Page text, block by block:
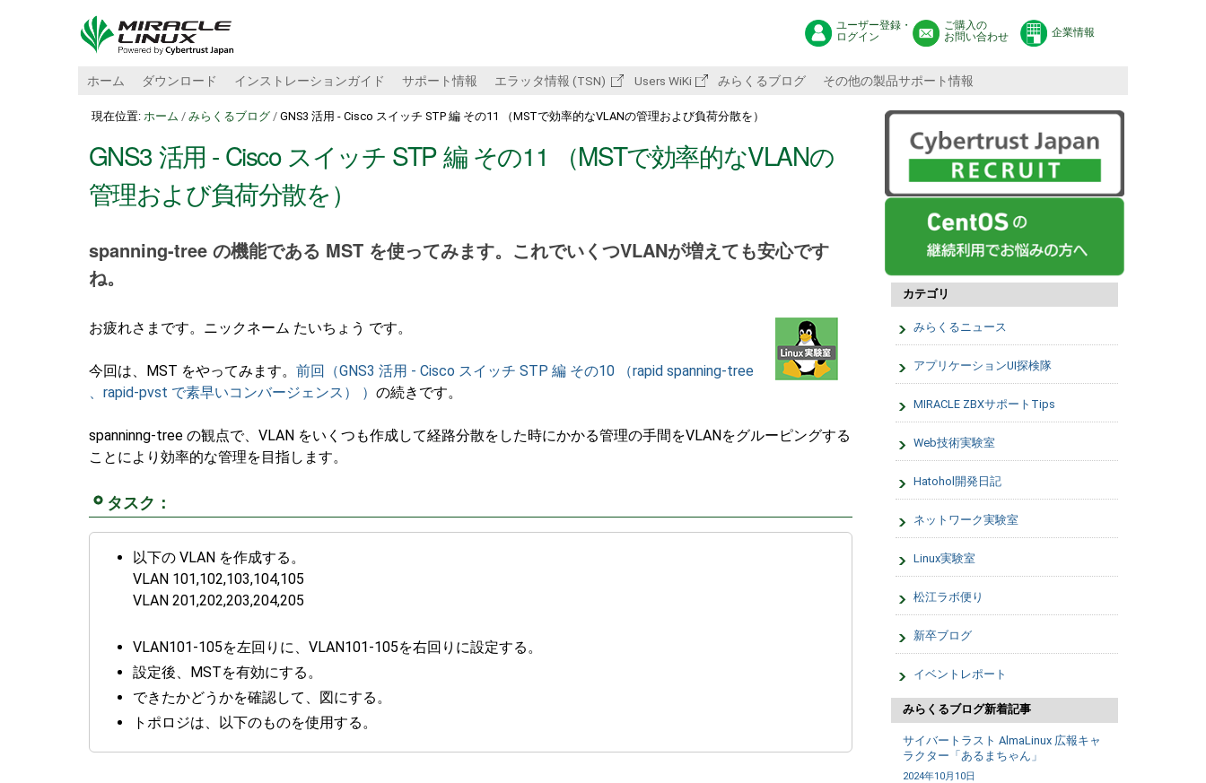
ユーザー登録・
ログイン
ご購入の
お問い合わせ
企業情報
ホーム ダウンロード インストレーションガイド サポート情報 エラッタ情報 (TSN) Users WiKi みらくるブログ その他の製品サポート情報
現在位置: ホーム / みらくるブログ / GNS3 活用 - Cisco スイッチ STP 編 その11 （MSTで効率的なVLANの管理および負荷分散を）
GNS3 活用 - Cisco スイッチ STP 編 その11 （MSTで効率的なVLANの
管理および負荷分散を）
spanning-tree の機能である MST を使ってみます。これでいくつVLANが増えても安心です
ね。
お疲れさまです。ニックネーム たいちょう です。
今回は、MST をやってみます。 前回（GNS3 活用 - Cisco スイッチ STP 編 その10 （rapid spanning-tree
、rapid-pvst で素早いコンバージェンス） ） の続きです。
spanninng-tree の観点で、VLAN をいくつも作成して経路分散をした時にかかる管理の手間をVLANをグルーピングする
ことにより効率的な管理を目指します。
タスク：
以下の VLAN を作成する。
VLAN 101,102,103,104,105
VLAN 201,202,203,204,205
VLAN101-105を左回りに、VLAN101-105を右回りに設定する。
設定後、MSTを有効にする。
できたかどうかを確認して、図にする。
トポロジは、以下のものを使用する。
カテゴリ
みらくるニュース
アプリケーションUI探検隊
MIRACLE ZBXサポートTips
Web技術実験室
Hatohol開発日記
ネットワーク実験室
Linux実験室
松江ラボ便り
新卒ブログ
イベントレポート
みらくるブログ新着記事
サイバートラスト AlmaLinux 広報キャ
ラクター「あるまちゃん」
2024年10月10日